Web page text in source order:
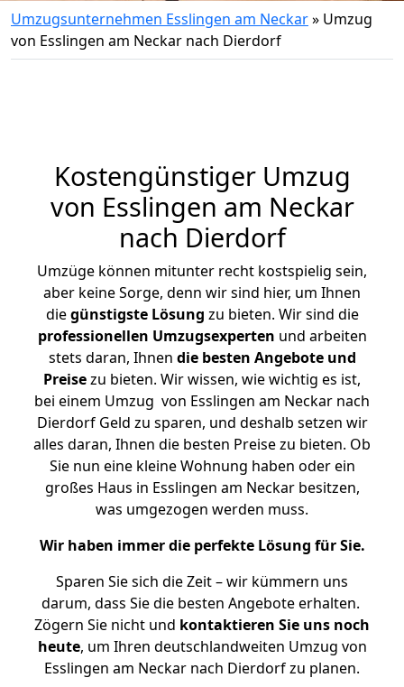
Umzugsunternehmen Esslingen am Neckar» Umzug
von Esslingen am Neckar nach Dierdorf
Kostengünstiger Umzug
von Esslingen am Neckar
nach Dierdorf
Umzüge können mitunter recht kostspielig sein,
aber keine Sorge, denn wir sind hier, um Ihnen
diegünstigste Lösung zu bieten. Wir sind die
professionellen Umzugsexperten und arbeiten
stets daran, Ihnen die besten Angebote und
Preisezu bieten. Wir wissen, wie wichtig es ist,
bei einem Umzug von Esslingen am Neckar nach
Dierdorf Geld zu sparen, und deshalb setzen wir
alles daran, Ihnen die besten Preise zu bieten. Ob
Sie nun eine kleine Wohnung haben oder ein
großes Haus in Esslingen am Neckar besitzen,
was umgezogen werden muss.
Wir haben immer die perfekte Lösung für Sie.
Sparen Sie sich die Zeit – wir kümmern uns
darum, dass Sie die besten Angebote erhalten.
Zögern Sie nicht und kontaktieren Sie uns noch
heute, um Ihren deutschlandweiten Umzug von
Esslingen am Neckar nach Dierdorf zu planen.